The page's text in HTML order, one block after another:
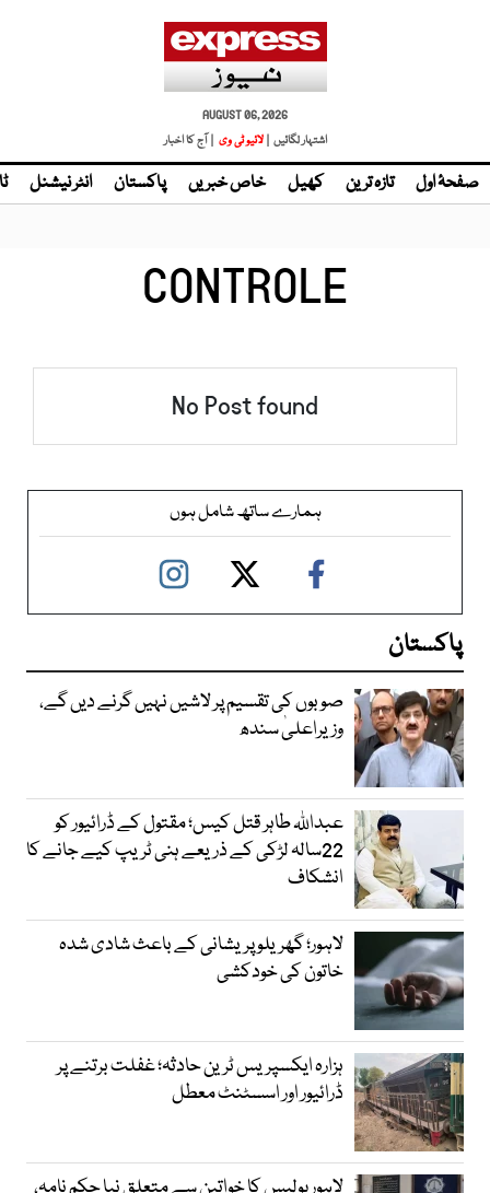
AUGUST 06, 2026
اشتہار لگائیں | لائیو ٹی وی | آج کا اخبار
صفحۂ اول تازہ ترین کھیل خاص خبریں پاکستان انٹر نیشنل
CONTROLE
No Post found
ہمارے ساتھ شامل ہوں
پاکستان
صوبوں کی تقسیم پر لاشیں نہیں گرنے دیں گے،
وزیراعلیٰ سندھ
عبداللہ طاہر قتل کیس؛ مقتول کے ڈرائیور کو
22سالہ لڑکی کے ذریعے ہنی ٹریپ کیے جانے کا
انشکاف
لاہور؛ گھریلو پریشانی کے باعث شادی شدہ
خاتون کی خودکشی
ہزارہ ایکسپریس ٹرین حادثہ؛ غفلت برتنے پر
ڈرائیور اور اسسٹنٹ معطل